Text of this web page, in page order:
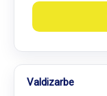
Valdizarbe